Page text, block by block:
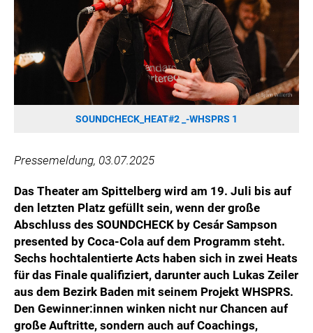
WILHELM-EXNER-MEDAILLEN STIFTUNG
ADMIRAL SPORTWETTEN
EWP RECYCLING PFAND ÖSTERREICH
ANNEMARIE CHARITY
IMPERIAL MARKETS
TRÄGERVEREIN EINWEGPFAND
MEDIA
LOGOS
COCA COLA
PRESSEKONTAKT
SOUNDCHECK_HEAT#2 _-WHSPRS 1
Pressemeldung, 03.07.2025
Das Theater am Spittelberg wird am 19. Juli bis auf
den letzten Platz gefüllt sein, wenn der große
Abschluss des SOUNDCHECK by Cesár Sampson
presented by Coca-Cola auf dem Programm steht.
Sechs hochtalentierte Acts haben sich in zwei Heats
für das Finale qualifiziert, darunter auch Lukas Zeiler
aus dem Bezirk Baden mit seinem Projekt WHSPRS.
Den Gewinner:innen winken nicht nur Chancen auf
große Auftritte, sondern auch auf Coachings,